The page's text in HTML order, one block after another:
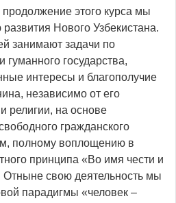
продолжение этого курса мы
Нового Узбекистана.
занимают задачи по
государства,
интересы и благополучие
независимо от его
религии, на основе
гражданского
полному воплощению в
принципа «Во имя чести и
Отныне свою деятельность мы
парадигмы «человек –